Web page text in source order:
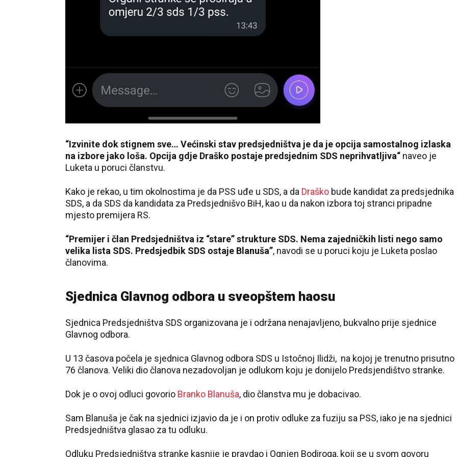
“Izvinite dok stignem sve… Većinski stav predsjedništva je da je opcija samostalnog izlaska
na izbore jako loša. Opcija gdje Draško postaje predsjednim SDS neprihvatljiva“ naveo je
Luketa u poruci članstvu.
Kako je rekao, u tim okolnostima je da PSS uđe u SDS, a da Draško bude kandidat za predsjednika
SDS, a da SDS da kandidata za Predsjednišvo BiH, kao u da nakon izbora toj stranci pripadne
mjesto premijera RS.
“Premijer i član Predsjedništva iz “stare” strukture SDS. Nema zajedničkih listi nego samo
velika lista SDS. Predsjedbik SDS ostaje Blanuša”, navodi se u poruci koju je Luketa poslao
članovima.
Sjednica Glavnog odbora u sveopštem haosu
Sjednica Predsjedništva SDS organizovana je i održana nenajavljeno, bukvalno prije sjednice
Glavnog odbora.
U 13 časova počela je sjednica Glavnog odbora SDS u Istočnoj Ilidži, na kojoj je trenutno prisutno
76 članova. Veliki dio članova nezadovoljan je odlukom koju je donijelo Predsjendištvo stranke.
Dok je o ovoj odluci govorio Branko Blanuša, dio članstva mu je dobacivao.
Sam Blanuša je čak na sjednici izjavio da je i on protiv odluke za fuziju sa PSS, iako je na sjednici
Predsjedništva glasao za tu odluku.
Odluku Predsjedništva stranke kasnije je pravdao i Ognjen Bodiroga, koji se u svom govoru